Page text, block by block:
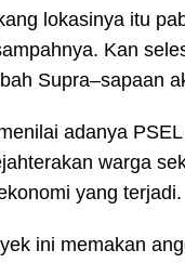
lokasinya itu
Kan
Supra–sapaan
adanya
warga
yang terjadi.
ini memakan